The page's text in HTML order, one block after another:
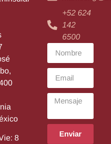
8
+52 624
142
6500
Enviar